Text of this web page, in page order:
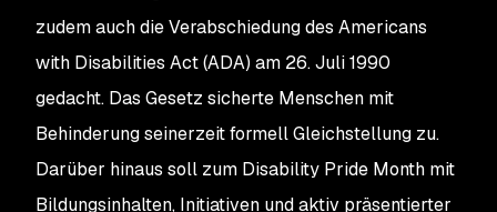
zudem auch die Verabschiedung des Americans
with Disabilities Act (ADA) am 26. Juli 1990
gedacht. Das Gesetz sicherte Menschen mit
Behinderung seinerzeit formell Gleichstellung zu.
Darüber hinaus soll zum Disability Pride Month mit
Bildungsinhalten, Initiativen und aktiv präsentierter